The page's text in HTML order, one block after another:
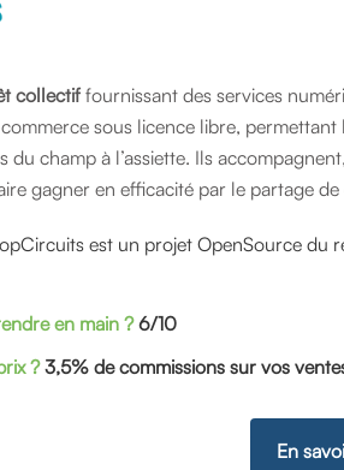
collectif fournissant des services
sous licence libre,
du champ à l’assiette. Ils
gagner en efficacité par le partage de
est un projet OpenSource du
en main ?6/10
?3,5% de commissions sur vos
En